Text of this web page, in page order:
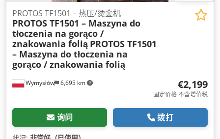
Wymysłów 6,695 km
PROTOS TF1501 – 热压/烫金机
PROTOS TF1501 – Maszyna do
tłoczenia na gorąco /
znakowania folią PROTOS TF1501
– Maszyna do tłoczenia na
gorąco / znakowania folią
€2,199
固定价格 不含增值税
询问 拨打